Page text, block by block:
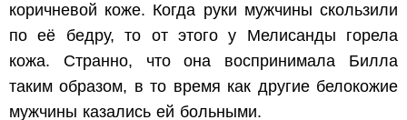
коричневой коже. Когда руки мужчины скользили
по её бедру, то от этого у Мелисанды горела
кожа. Странно, что она воспринимала Билла
таким образом, в то время как другие белокожие
мужчины казались ей больными.